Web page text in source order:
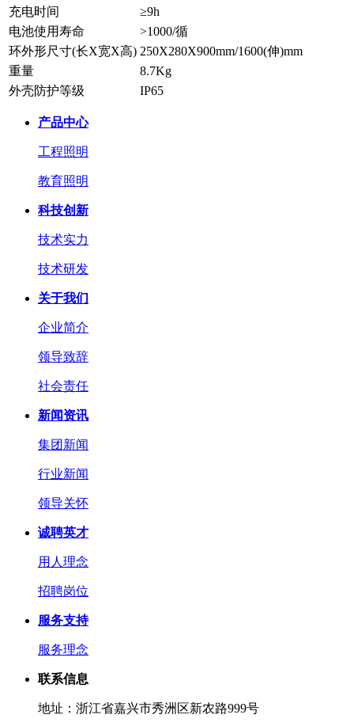
充电时间
≥9h
电池使用寿命
>1000/循
环外形尺寸(长X宽X高) 250X280X900mm/1600(伸)mm
重量
8.7Kg
外壳防护等级
IP65
产品中心
工程照明
教育照明
科技创新
技术实力
技术研发
关于我们
企业简介
领导致辞
社会责任
新闻资讯
集团新闻
行业新闻
领导关怀
诚聘英才
用人理念
招聘岗位
服务支持
服务理念
联系信息
地址：浙江省嘉兴市秀洲区新农路999号